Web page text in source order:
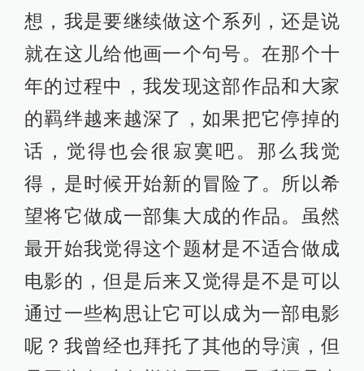
想，我是要继续做这个系列，还是说
就在这儿给他画一个句号。在那个十
年的过程中，我发现这部作品和大家
的羁绊越来越深了，如果把它停掉的
话，觉得也会很寂寞吧。那么我觉
得，是时候开始新的冒险了。所以希
望将它做成一部集大成的作品。虽然
最开始我觉得这个题材是不适合做成
电影的，但是后来又觉得是不是可以
通过一些构思让它可以成为一部电影
呢？我曾经也拜托了其他的导演，但